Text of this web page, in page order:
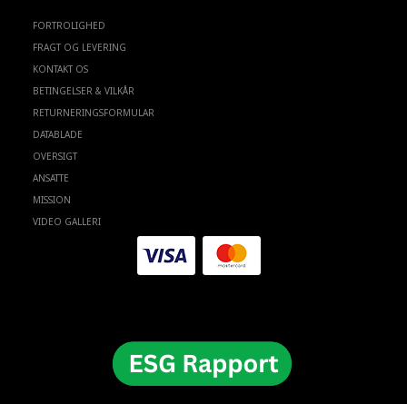
FORTROLIGHED
FRAGT OG LEVERING
KONTAKT OS
BETINGELSER & VILKÅR
RETURNERINGSFORMULAR
DATABLADE
OVERSIGT
ANSATTE
MISSION
VIDEO GALLERI